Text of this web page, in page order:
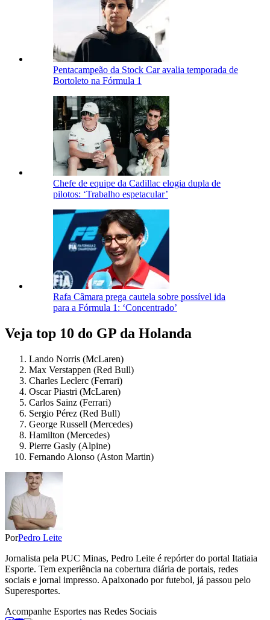
Pentacampeão da Stock Car avalia temporada de
Bortoleto na Fórmula 1
Chefe de equipe da Cadillac elogia dupla de
pilotos: ‘Trabalho espetacular’
Rafa Câmara prega cautela sobre possível ida
para a Fórmula 1: ‘Concentrado’
Veja top 10 do GP da Holanda
Lando Norris (McLaren)
Max Verstappen (Red Bull)
Charles Leclerc (Ferrari)
Oscar Piastri (McLaren)
Carlos Sainz (Ferrari)
Sergio Pérez (Red Bull)
George Russell (Mercedes)
Hamilton (Mercedes)
Pierre Gasly (Alpine)
Fernando Alonso (Aston Martin)
PorPedro Leite
Jornalista pela PUC Minas, Pedro Leite é repórter do portal Itatiaia
Esporte. Tem experiência na cobertura diária de portais, redes
sociais e jornal impresso. Apaixonado por futebol, já passou pelo
Superesportes.
Acompanhe Esportes nas Redes Sociais